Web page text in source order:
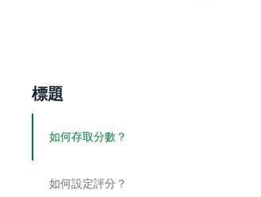
標題
如何存取分數？
如何設定評分？